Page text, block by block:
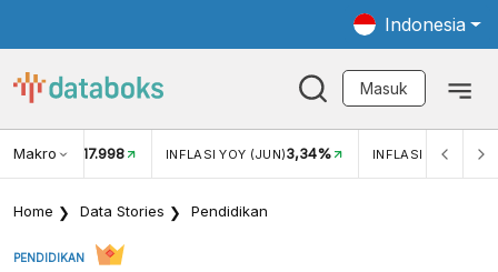
Indonesia
Masuk
Makro
USD/IDR 17.998 INFLASI YOY (JUN)3,34% INFLASI MOM
Home Data Stories Pendidikan
PENDIDIKAN